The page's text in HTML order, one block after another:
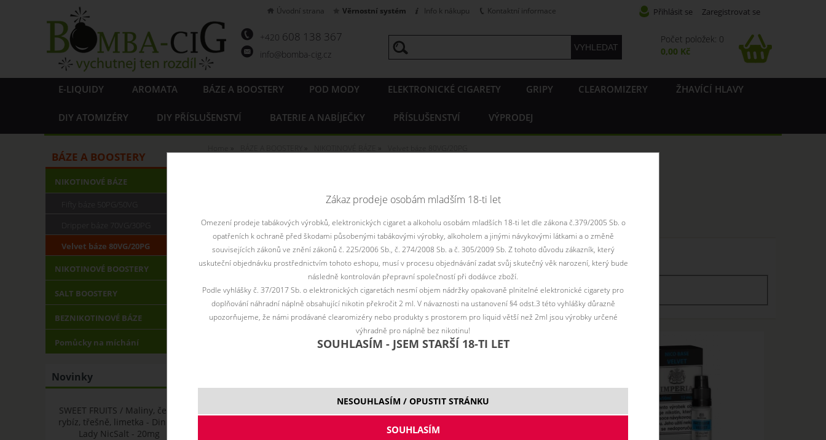
+420 608 138 367
info@bomba-cig.cz
E-LIQUIDY AROMATA BÁZE A BOOSTERY POD MODY ELEKTRONICKÉ CIGARETY GRIPY CLEAROMIZERY ŽHAVÍCÍ HLAVY
DIY ATOMIZÉRY DIY PŘÍSLUŠENSTVÍ BATERIE A NABÍJEČKY PŘÍSLUŠENSTVÍ VÝPRODEJ
Přihlásit se Zaregistrovat se
Počet položek: 0
0,00 Kč
Úvodní strana Věrnostní systém Info k nákupu Kontaktní informace
Řadit podle:
pouze skladem
Filtr dostupnosti
není skladem
není skladem skadem skaldem skladem
BÁZE A BOOSTERY
NIKOTINOVÉ BÁZE
Velvet báze 80VG/20PG
NIKOTINOVÉ BOOSTERY
SALT BOOSTERY
BEZNIKOTINOVÉ BÁZE
Pomůcky na míchání
Novinky
SWEET FRUITS / Maliny, černý
rybíz, třešně, limetka - Dinner
Lady NicSalt - 20mg
Zákaz prodeje osobám mladším 18-ti let
Omezení prodeje tabákových výrobků, elektronických cigaret a alkoholu osobám mladších 18-ti let dle zákona č.379/2005 Sb. o
opatřeních k ochraně před škodami působenými tabákovými výrobky, alkoholem a jinými návykovými látkami a o změně
souvisejících zákonů ve znění zákonů č. 225/2006 Sb., č. 274/2008 Sb. a č. 305/2009 Sb. Z tohoto důvodu zákazník, který
uskuteční objednávku prostřednictvím tohoto eshopu, musí v procesu objednávání zadat svůj skutečný věk narození, který bude
následně kontrolován přepravní společností při dodávce zboží.
Podle vyhlášky č. 37/2017 Sb. o elektronických cigaretách nesmí objem nádržky opakovaně plnitelné elektronické cigarety pro
doplňování náhradní náplně obsahující nikotin překročit 2 ml. V návaznosti na ustanovení §4 odst.3 této vyhlášky důrazně
upozorňujeme, že námi prodávané clearomizéry nebo produkty s prostorem pro liquid větší než 2ml jsou výrobky určené
výhradně pro náplně bez nikotinu!
SOUHLASÍM - JSEM STARŠÍ 18-TI LET
NESOUHLASÍM / OPUSTIT STRÁNKU